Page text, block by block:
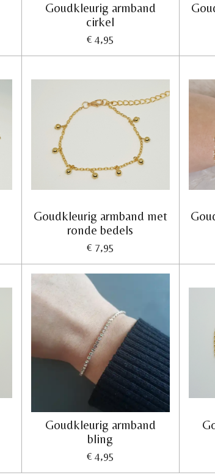
Goudkleurig armband
cirkel
€ 4,95
Goudkleurig armband met
ronde bedels
€ 7,95
Goudkleurig armband
bling
€ 4,95